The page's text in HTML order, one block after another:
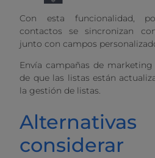
Con esta funcionalidad,
contactos se sincronizan
junto con campos
Envía campañas de
de que las listas están
la gestión de listas.
considerar